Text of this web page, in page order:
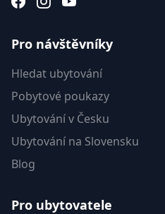
Pro návštěvníky
Hledat ubytování
Pobytové poukazy
Ubytování v Česku
Ubytování na Slovensku
Blog
Pro ubytovatele